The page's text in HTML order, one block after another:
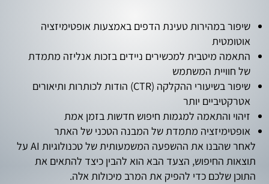
שיפור במהירות טעינת הדפים באמצעות אופטימיזציה
אוטומטית
התאמה מיטבית למכשירים ניידים בזכות אנליזה מתמדת
של חוויית המשתמש
שיפור בשיעורי ההקלקה (CTR) הודות לכותרות ותיאורים
אטרקטיביים יותר
זיהוי והתאמה למגמות חיפוש חדשות בזמן אמת
אופטימיזציה מתמדת של המבנה הטכני של האתר
לאחר שהבנו את ההשפעה המשמעותית של טכנולוגיות AI על
תוצאות החיפוש, הצעד הבא הוא להבין כיצד להתאים את
התוכן שלכם כדי להפיק את המרב מיכולות אלה.